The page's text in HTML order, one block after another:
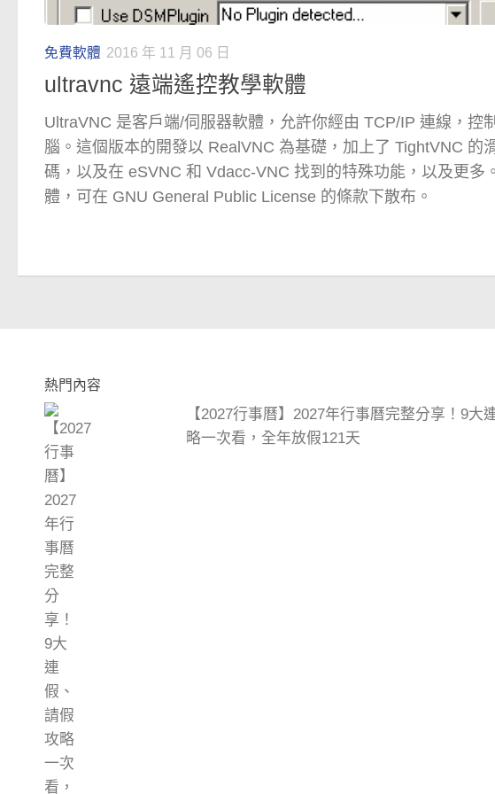
免費軟體 2016 年 11 月 06 日
ultravnc 遠端遙控教學軟體
UltraVNC 是客戶端/伺服器軟體，允許你經由 TCP/IP 連線，控
腦。這個版本的開發以 RealVNC 為基礎，加上了 TightVNC 的
碼，以及在 eSVNC 和 Vdacc-VNC 找到的特殊功能，以及更多
體，可在 GNU General Public License 的條款下散布。
熱門內容
【2027行事曆】2027年行事曆完整分享！9大
略一次看，全年放假121天